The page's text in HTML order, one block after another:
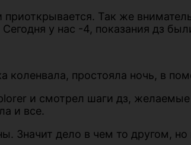
Так же
у нас -4, показания дз
коленвала, простояла ночь, в
и смотрел шаги дз,
и все.
Значит дело в чем то другом, но